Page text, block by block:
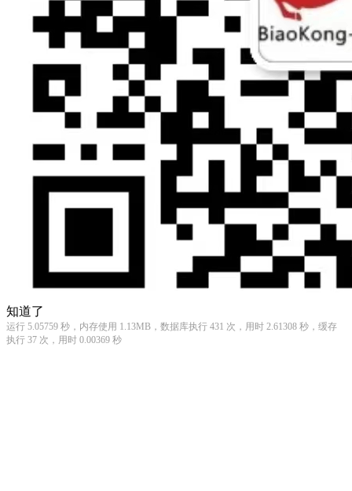
知道了
运行 5.05759 秒，内存使用 1.13MB，数据库执行 431 次，用时 2.61308 秒，缓存
执行 37 次，用时 0.00369 秒